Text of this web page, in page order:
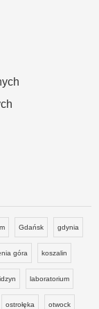
Gdańsk gdynia
góra koszalin
laboratorium
ostrołęka otwock